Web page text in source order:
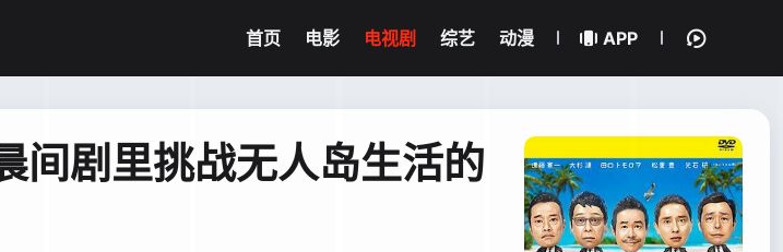
首页 电影 电视剧 综艺 动漫 APP
剧里挑战无人岛生活的